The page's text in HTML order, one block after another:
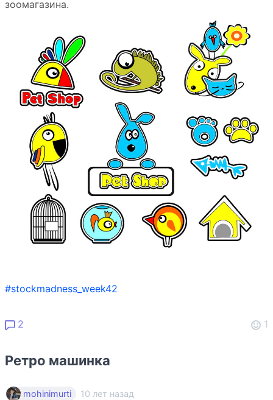
зоомагазина.
#stockmadness_week42
2 1
Ретро машинка
mohinimurti 10 лет назад